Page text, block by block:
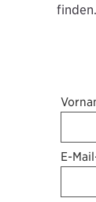
finden.
E-